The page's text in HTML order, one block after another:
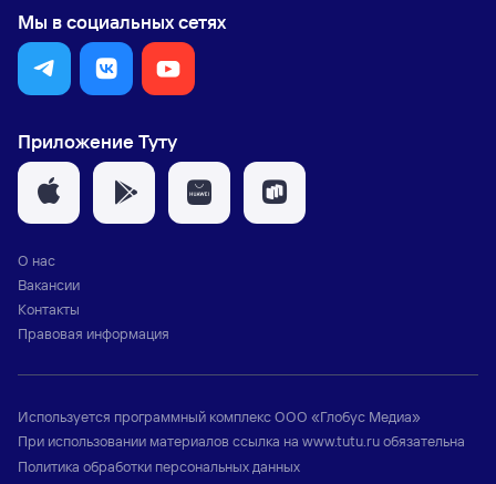
Мы в социальных сетях
Приложение Туту
О нас
Вакансии
Контакты
Правовая информация
Используется программный комплексООО «Глобус Медиа»
При использовании материалов ссылка на www.tutu.ruобязательна
Политика обработки персональных данных